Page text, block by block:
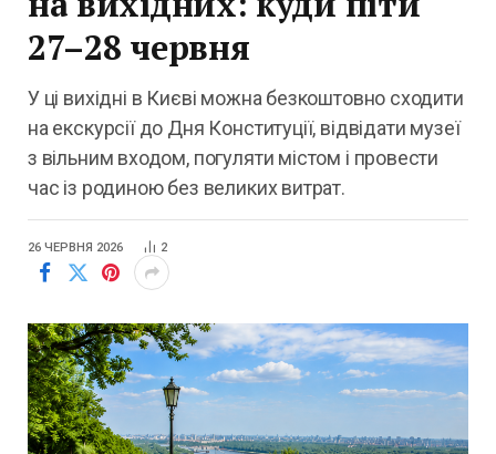
27–28 червня
У ці вихідні в Києві можна безкоштовно сходити
на екскурсії до Дня Конституції, відвідати музеї
з вільним входом, погуляти містом і провести
час із родиною без великих витрат.
26 ЧЕРВНЯ 2026 2